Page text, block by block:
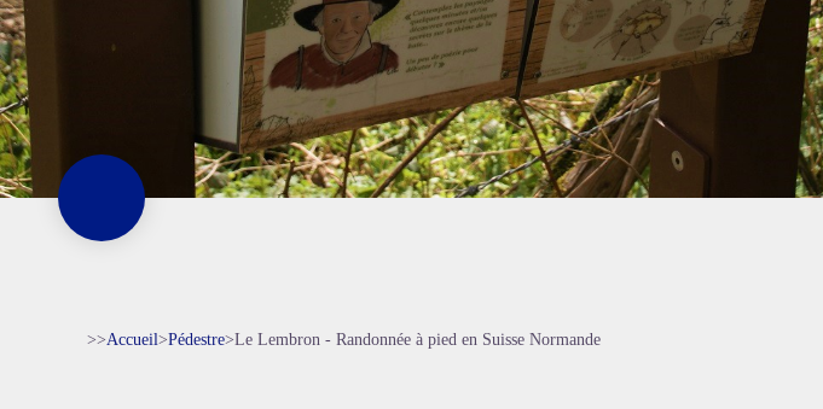
>>Accueil>Pédestre>Le Lembron - Randonnée à pied en Suisse Normande